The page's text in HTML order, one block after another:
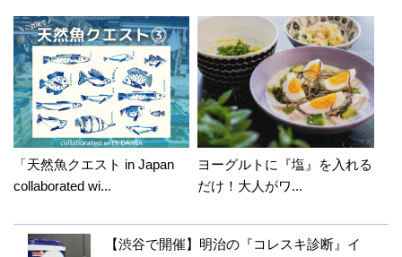
「天然魚クエスト in Japan
collaborated wi...
ヨーグルトに『塩』を入れる
だけ！大人がワ...
【渋谷で開催】明治の『コレスキ診断』イ